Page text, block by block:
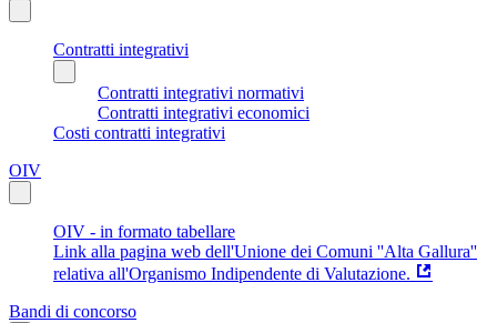
Contratti integrativi
Contratti integrativi normativi
Contratti integrativi economici
Costi contratti integrativi
OIV
OIV - in formato tabellare
Link alla pagina web dell'Unione dei Comuni ''Alta Gallura''
relativa all'Organismo Indipendente di Valutazione.
Bandi di concorso